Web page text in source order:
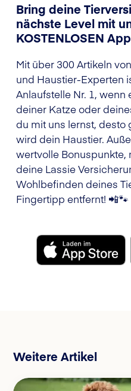
Bring deine
nächste Level mit
KOSTENLOSEN
Mit über 300 Artikeln
und Haustier-Experten
Anlaufstelle Nr. 1,
deiner Katze oder
du mit uns lernst,
wird dein Haustier.
wertvolle Bonuspunkte,
deine Lassie
Wohlbefinden deines
Fingertipp entfernt! 📲🐾
Weitere Artikel